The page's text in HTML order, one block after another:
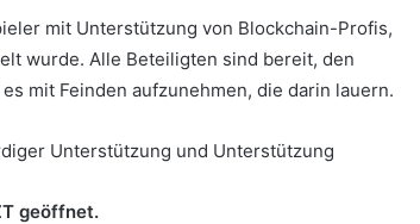
mit Unterstützung von Blockchain-Profis,
wurde. Alle Beteiligten sind bereit, den
mit Feinden aufzunehmen, die darin lauern.
Unterstützung und Unterstützung
geöffnet.